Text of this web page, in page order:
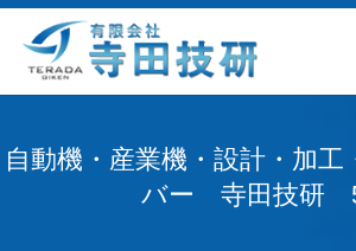
自動機・産業機・設計・加工
バー 寺田技研